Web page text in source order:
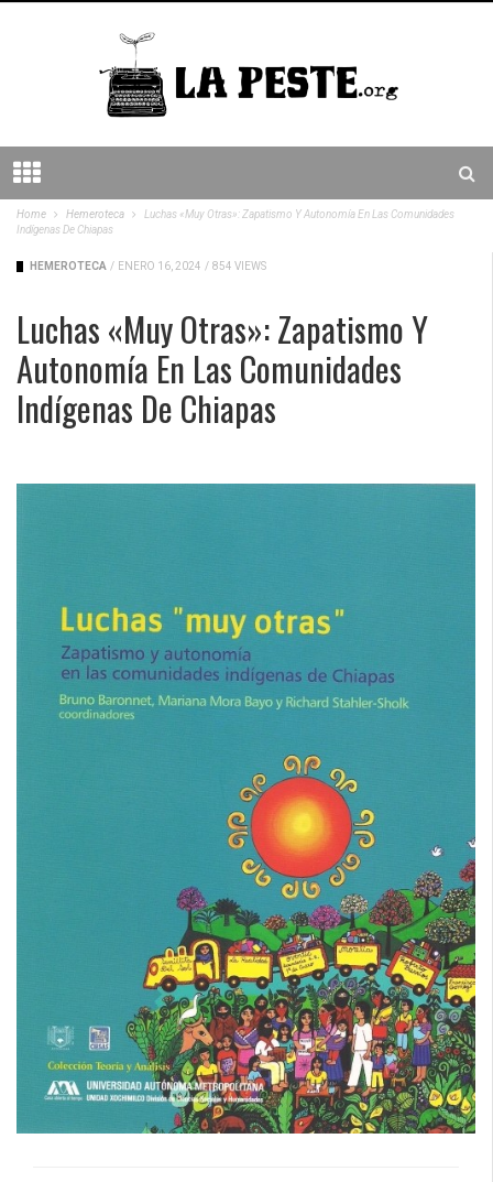
Home Hemeroteca
Luchas «muy Otras»: Zapatismo Y Autonomía En Las Comunidades
Indígenas De Chiapas
HEMEROTECA / ENERO 16, 2024 / 854 VIEWS
Luchas «muy Otras»: Zapatismo Y
Autonomía En Las Comunidades
Indígenas De Chiapas